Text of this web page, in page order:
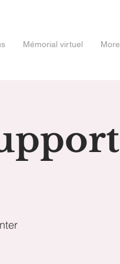
Mémorial virtuel More